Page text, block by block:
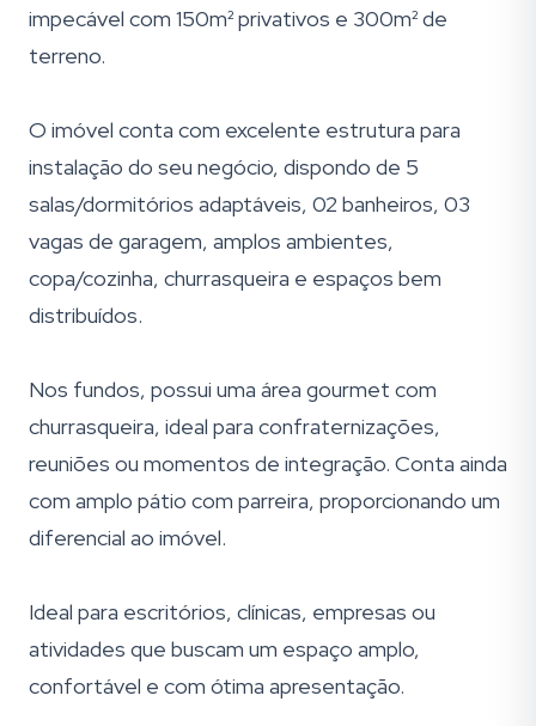
impecável com 150m² privativos e 300m² de
terreno.
O imóvel conta com excelente estrutura para
instalação do seu negócio, dispondo de 5
salas/dormitórios adaptáveis, 02 banheiros, 03
vagas de garagem, amplos ambientes,
copa/cozinha, churrasqueira e espaços bem
distribuídos.
Nos fundos, possui uma área gourmet com
churrasqueira, ideal para confraternizações,
reuniões ou momentos de integração. Conta ainda
com amplo pátio com parreira, proporcionando um
diferencial ao imóvel.
Ideal para escritórios, clínicas, empresas ou
atividades que buscam um espaço amplo,
confortável e com ótima apresentação.